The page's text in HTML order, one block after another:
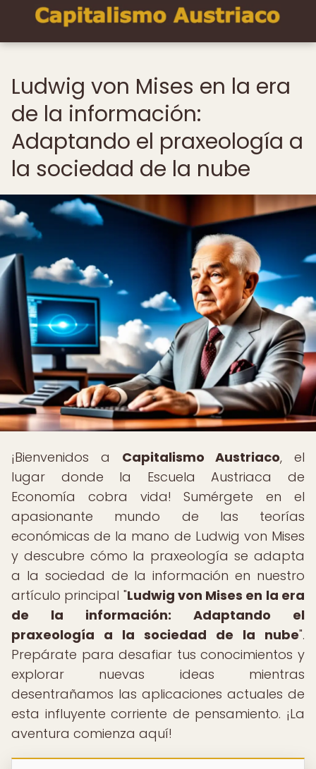
Ludwig von Mises en la era
de la información:
Adaptando el praxeología a
la sociedad de la nube
¡Bienvenidos a Capitalismo Austriaco, el
lugar donde la Escuela Austriaca de
Economía cobra vida! Sumérgete en el
apasionante mundo de las teorías
económicas de la mano de Ludwig von Mises
y descubre cómo la praxeología se adapta
a la sociedad de la información en nuestro
artículo principal "Ludwig von Mises en la era
de la información: Adaptando el
praxeología a la sociedad de la nube".
Prepárate para desafiar tus conocimientos y
explorar nuevas ideas mientras
desentrañamos las aplicaciones actuales de
esta influyente corriente de pensamiento. ¡La
aventura comienza aquí!